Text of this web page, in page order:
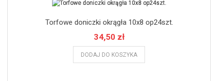
Torfowe doniczki okrągła 10x8 op24szt.
34,50 zł
DODAJ DO KOSZYKA